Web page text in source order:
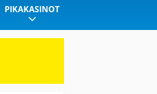
PIKAKASINOT